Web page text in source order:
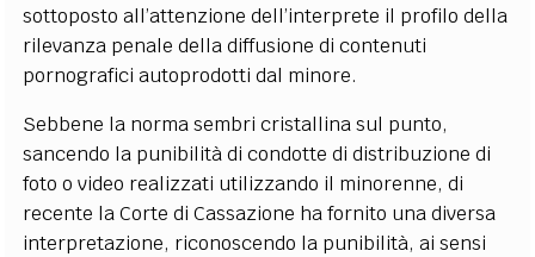
sottoposto all’attenzione dell’interprete il profilo della
rilevanza penale della diffusione di contenuti
pornografici autoprodotti dal minore.
Sebbene la norma sembri cristallina sul punto,
sancendo la punibilità di condotte di distribuzione di
foto o video realizzati utilizzando il minorenne, di
recente la Corte di Cassazione ha fornito una diversa
interpretazione, riconoscendo la punibilità, ai sensi